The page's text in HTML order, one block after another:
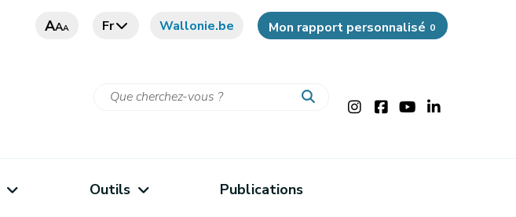
AAA Fr Wallonie.be Mon rapport personnalisé 0
Outils Publications